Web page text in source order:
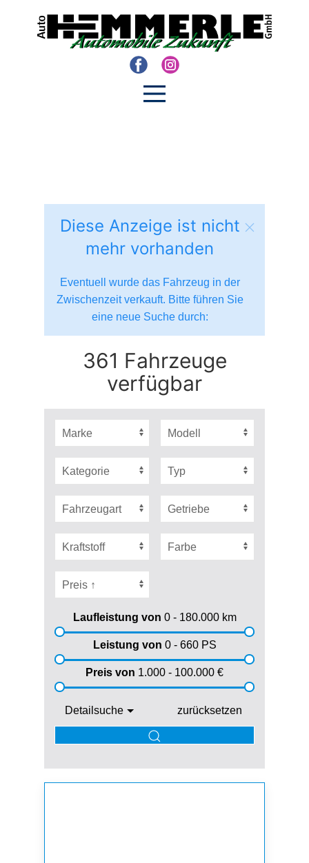
Diese Anzeige ist nicht
mehr vorhanden
Eventuell wurde das Fahrzeug in der
Zwischenzeit verkauft. Bitte führen Sie
eine neue Suche durch:
361 Fahrzeuge
verfügbar
Laufleistung von 0 - 180.000km
Leistung von 0 - 660PS
Preis von 1.000 - 100.000 €
Detailsuche zurücksetzen